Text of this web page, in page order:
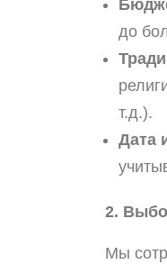
до
т.д.).
Дата
2.
Мы